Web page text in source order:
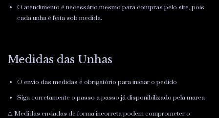
O atendimento é necessário mesmo para compras pelo site, pois
cada unha é feita sob medida.
Medidas das Unhas
O envio das medidas é obrigatório para iniciar o pedido
Siga corretamente o passo a passo já disponibilizado pela marca
⚠️ Medidas enviadas de forma incorreta podem comprometer o